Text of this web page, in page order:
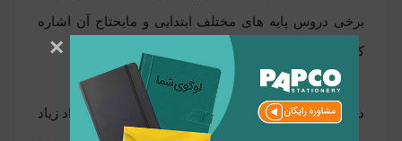
برخی دروس پایه های مختلف ابتدایی و مایحتاج آن اشاره
کردیم.
دلیل اهمیت موضوع تعداد برگه ها هم آن است که تعداد زیاد
×